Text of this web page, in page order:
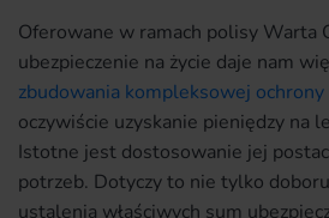
Oferowane w ramach polisy Warta
ubezpieczenie na życie daje nam
zbudowania kompleksowej
oczywiście uzyskanie pieniędzy na
Istotne jest dostosowanie jej
potrzeb. Dotyczy to nie tylko
ustalenia właściwych sum